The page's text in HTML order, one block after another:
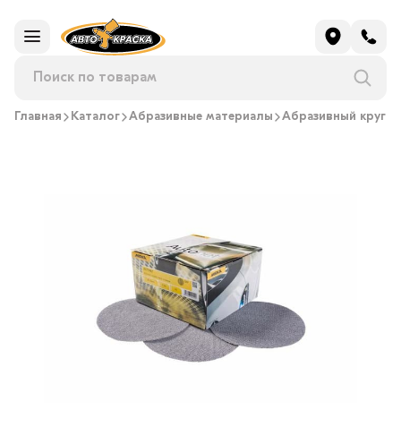
Главная Каталог Абразивные материалы Абразивный круг